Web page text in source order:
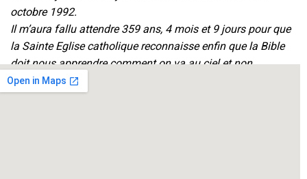
octobre 1992.
Il m’aura fallu attendre 359 ans, 4 mois et 9 jours pour que
la Sainte Eglise catholique reconnaisse enfin que la Bible
doit nous apprendre comment on va au ciel et non
comment va le ciel ! »